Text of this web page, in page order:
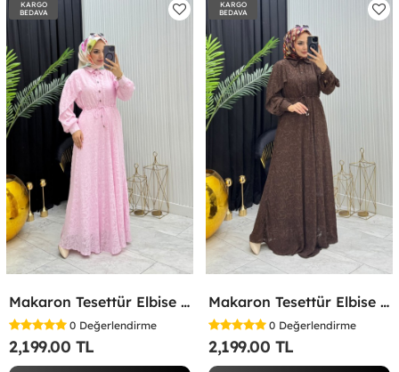
KARGO
BEDAVA
Makaron Tesettür Elbise Pembe Pembe
0 Değerlendirme
2,199.00 TL
KARGO
BEDAVA
Makaron Tesettür Elbise Kahverengi Kahverengi
0 Değerlendirme
2,199.00 TL